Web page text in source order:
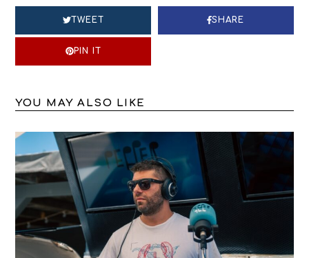
TWEET SHARE
PIN IT
YOU MAY ALSO LIKE